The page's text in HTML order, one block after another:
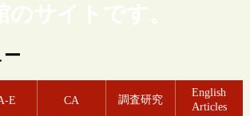
のサイトです。
E CA 調査研究
English
Articles